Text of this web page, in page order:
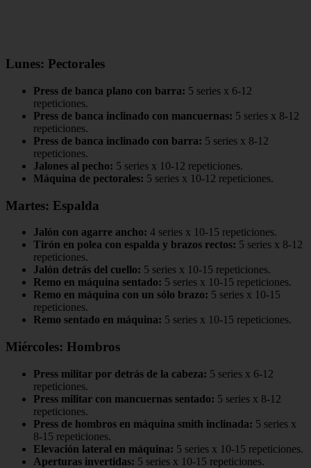
Lunes: Pectorales
Press de banca plano con barra: 5 series x 6-12
repeticiones.
Press de banca inclinado con mancuernas: 5 series x 8-12
repeticiones.
Press de banca inclinado con barra: 5 series x 8-12
repeticiones.
Jalones al pecho: 5 series x 10-12 repeticiones.
Máquina de pectorales: 5 series x 10-12 repeticiones.
Martes: Espalda
Jalón con agarre ancho: 4 series x 10-15 repeticiones.
Tirón en polea con espalda y brazos rectos: 5 series x 8-12
repeticiones.
Jalón detrás del cuello: 5 series x 10-15 repeticiones.
Remo en máquina sentado: 5 series x 10-15 repeticiones.
Remo en máquina con un sólo brazo: 5 series x 10-15
repeticiones.
Remo sentado en máquina: 5 series x 10-15 repeticiones.
Miércoles: Hombros
Press militar por detrás de la cabeza: 5 series x 6-12
repeticiones.
Press militar con mancuernas sentado: 5 series x 8-12
repeticiones.
Press de hombros en máquina smith inclinada: 5 series x
8-15 repeticiones.
Elevación lateral en máquina: 5 series x 10-15 repeticiones.
Aperturas invertidas: 5 series x 10-15 repeticiones.